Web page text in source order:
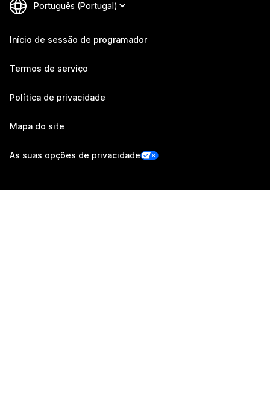
Início de sessão de programador
Termos de serviço
Política de privacidade
Mapa do site
As suas opções de privacidade